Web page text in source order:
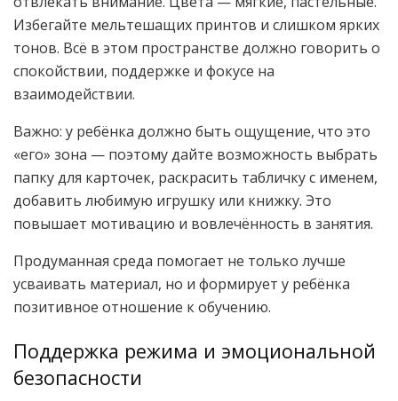
Избегайте мельтешащих принтов и слишком ярких
тонов. Всё в этом пространстве должно говорить о
спокойствии, поддержке и фокусе на
взаимодействии.
Важно: у ребёнка должно быть ощущение, что это
«его» зона — поэтому дайте возможность выбрать
папку для карточек, раскрасить табличку с именем,
добавить любимую игрушку или книжку. Это
повышает мотивацию и вовлечённость в занятия.
Продуманная среда помогает не только лучше
усваивать материал, но и формирует у ребёнка
позитивное отношение к обучению.
Поддержка режима и эмоциональной
безопасности